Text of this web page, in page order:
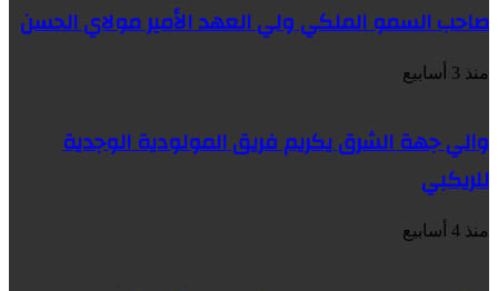
صاحب السمو الملكي ولي العهد الأمير مولاي الحسن
منذ 3 أسابيع
والي جهة الشرق يكريم فريق المولودية الوجدية
للريكبي
منذ 4 أسابيع